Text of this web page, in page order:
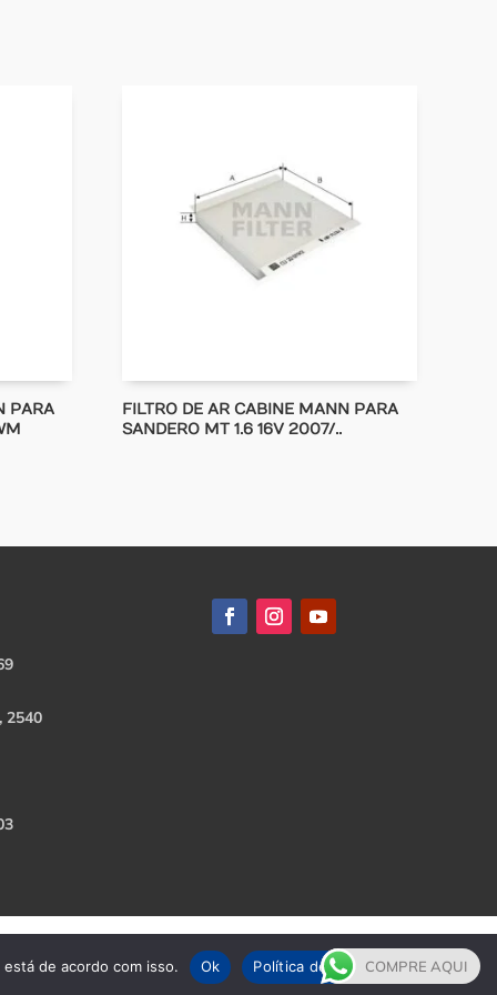
PARA
FILTRO DE AR CABINE MANN PARA
SANDERO MT 1.6 16V 2007/..
2540
COMPRE AQUI
de acordo com isso. Ok Política de Privacidade